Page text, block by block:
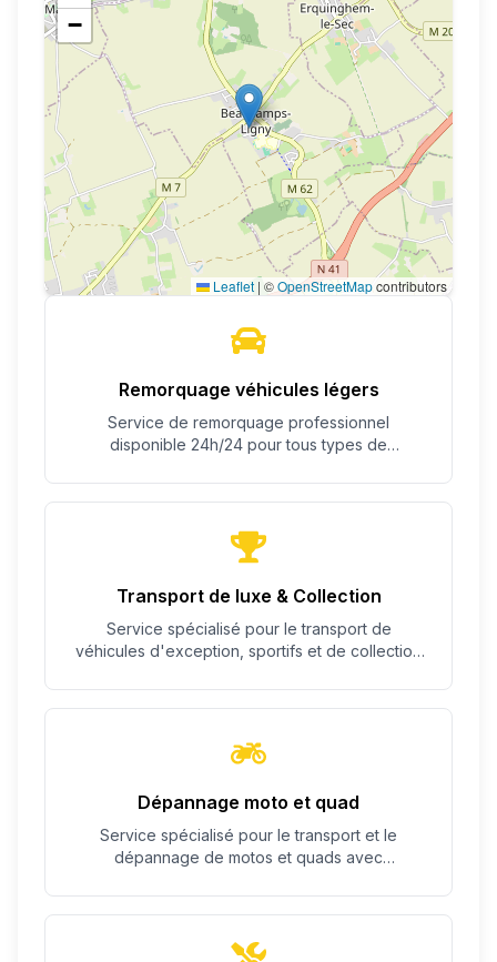
−
Leaflet | ©OpenStreetMapcontributors
Remorquage véhicules légers
Service de remorquage professionnel
disponible 24h/24 pour tous types de
Transport de luxe & Collection
Service spécialisé pour le transport de
véhicules d'exception, sportifs et de collection
Dépannage moto et quad
Service spécialisé pour le transport et le
dépannage de motos et quads avec